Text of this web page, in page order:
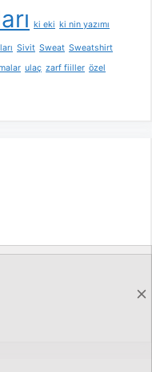
ki eki ki nin yazımı
Sivit Sweat Sweatshirt
ulaç zarf fiiller özel